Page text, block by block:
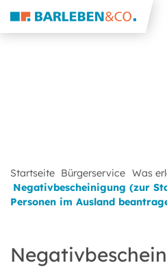
Startseite Bürgerservice Was
Negativbescheinigung (zur
Personen im Ausland